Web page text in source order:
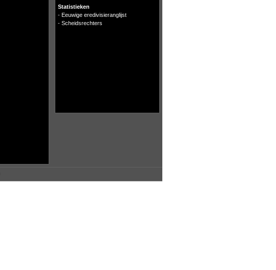
Statistieken
- Eeuwige eredivisieranglijst
- Scheidsrechters